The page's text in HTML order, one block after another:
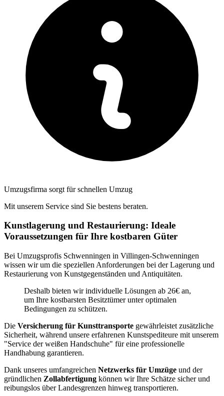
Umzugsfirma sorgt für schnellen Umzug
Mit unserem Service sind Sie bestens beraten.
Kunstlagerung und Restaurierung: Ideale
Voraussetzungen für Ihre kostbaren Güter
Bei Umzugsprofis Schwenningen in Villingen-Schwenningen
wissen wir um die speziellen Anforderungen bei der Lagerung und
Restaurierung von Kunstgegenständen und Antiquitäten.
Deshalb bieten wir individuelle Lösungen ab 26€ an,
um Ihre kostbarsten Besitztümer unter optimalen
Bedingungen zu schützen.
Die Versicherung für Kunsttransporte gewährleistet zusätzliche
Sicherheit, während unsere erfahrenen Kunstspediteure mit unserem
"Service der weißen Handschuhe" für eine professionelle
Handhabung garantieren.
Dank unseres umfangreichen Netzwerks für Umzüge und der
gründlichen Zollabfertigung können wir Ihre Schätze sicher und
reibungslos über Landesgrenzen hinweg transportieren.